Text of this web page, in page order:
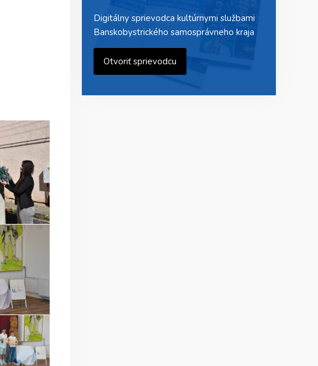
Digitálny sprievodca kultúrnymi službami
Banskobystrického samosprávneho kraja
Otvoriť sprievodcu